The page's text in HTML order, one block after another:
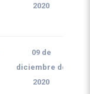
2020
09 de
diciembre de
2020